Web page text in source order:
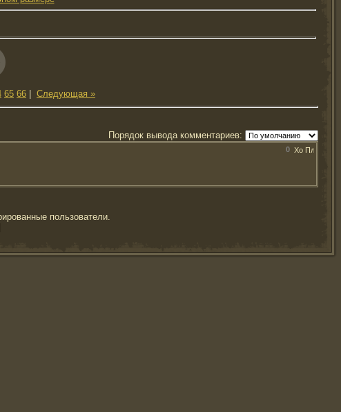
65 66 Следующая »
Порядок вывода комментариев:
0
пользователи.